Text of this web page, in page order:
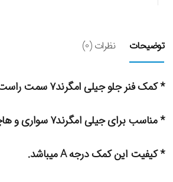
توضیحات نظرات (0)
* کمک فنر جلو جیلی امگرند۷ سمت راست
* مناسب برای جیلی امگرند۷ سواری و هاچبک
* کیفیت این کمک درجه A میباشد.